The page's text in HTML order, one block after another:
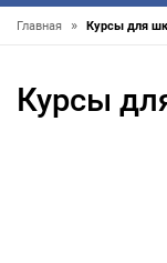
Главная » Курсы для
Курсы